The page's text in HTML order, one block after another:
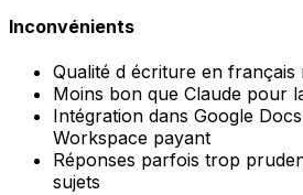
Inconvénients
Qualité d écriture en français
Moins bon que Claude pour
Intégration dans Google
Workspace payant
Réponses parfois trop
sujets